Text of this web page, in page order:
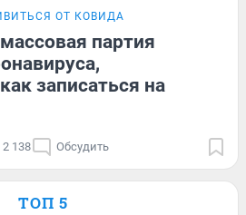
ОТ КОВИДА
партия
записаться на
2 138 Обсудить
ТОП 5